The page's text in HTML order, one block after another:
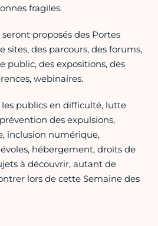
fragiles.
proposés des Portes
sites, des parcours, des forums,
public, des expositions, des
webinaires.
publics en difficulté, lutte
des expulsions,
inclusion numérique,
hébergement, droits de
à découvrir, autant de
lors de cette Semaine des